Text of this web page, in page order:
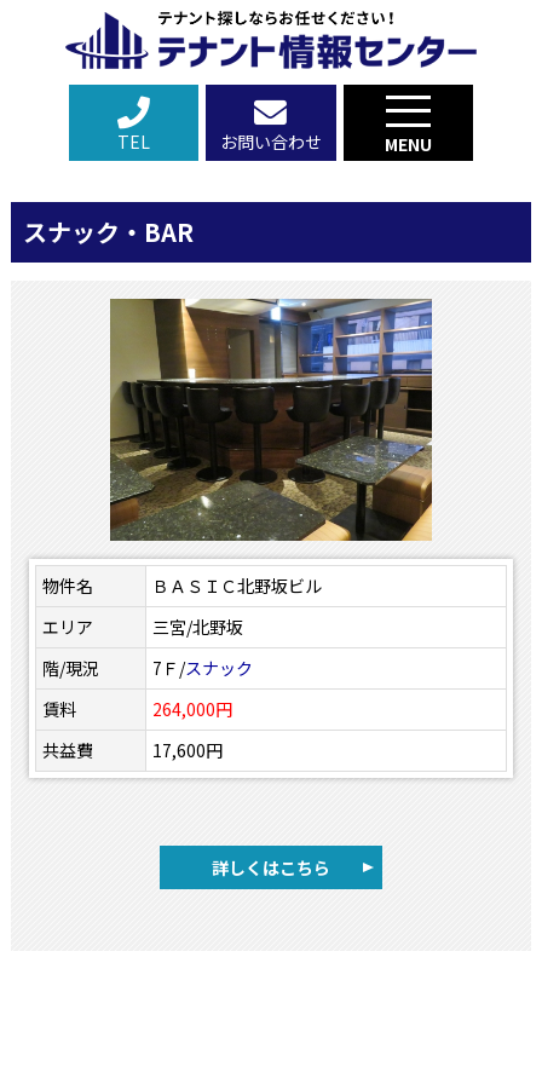
TEL お問い合わせ MENU
スナック・BAR
物件名
ＢＡＳＩＣ北野坂ビル
エリア
三宮/北野坂
階/現況
7Ｆ/スナック
賃料
264,000円
共益費
17,600円
詳しくはこちら